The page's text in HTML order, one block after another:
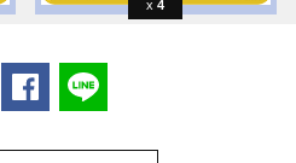
4
ポストするFacebookでシェアする